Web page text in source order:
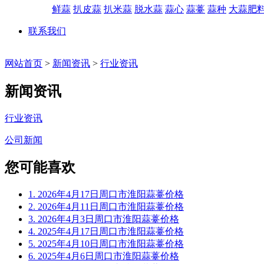
鲜蒜 扒皮蒜 扒米蒜 脱水蒜 蒜心 蒜薹 蒜种 大蒜肥
联系我们
网站首页 > 新闻资讯 > 行业资讯
新闻资讯
行业资讯
公司新闻
您可能喜欢
1. 2026年4月17日周口市淮阳蒜薹价格
2. 2026年4月11日周口市淮阳蒜薹价格
3. 2026年4月3日周口市淮阳蒜薹价格
4. 2025年4月17日周口市淮阳蒜薹价格
5. 2025年4月10日周口市淮阳蒜薹价格
6. 2025年4月6日周口市淮阳蒜薹价格